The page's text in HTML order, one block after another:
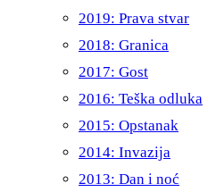
2019: Prava stvar
2018: Granica
2017: Gost
2016: Teška odluka
2015: Opstanak
2014: Invazija
2013: Dan i noć